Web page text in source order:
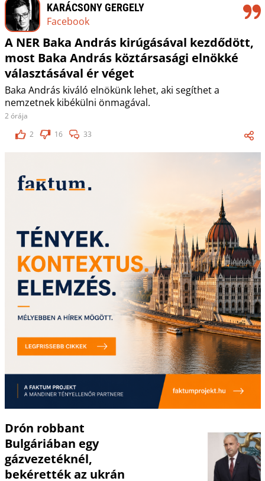
KARÁCSONY GERGELY
Facebook
A NER Baka András kirúgásával kezdődött,
most Baka András köztársasági elnökké
választásával ér véget
Baka András kiváló elnökünk lehet, aki segíthet a
nemzetnek kibékülni önmagával.
2 órája
2
16 33
Drón robbant
Bulgáriában egy
gázvezetéknél,
bekérették az ukrán